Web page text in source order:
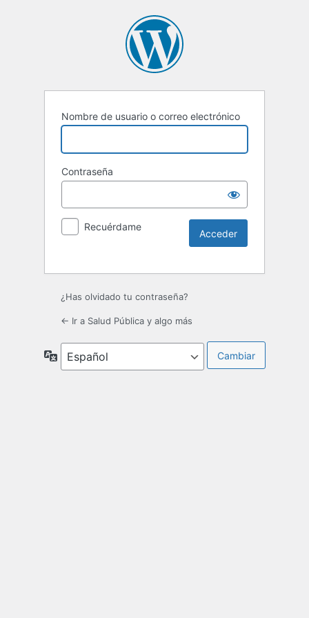
Nombre de usuario o correo electrónico
Contraseña
Recuérdame
¿Has olvidado tu contraseña?
← Ir a Salud Pública y algo más
Idioma